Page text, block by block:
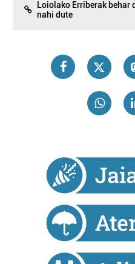
Loiolako Erriberak behar
nahi dute